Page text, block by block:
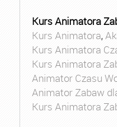
Kurs Animatora
Kurs Animatora,
Kurs Animatora
Kurs Animatora
Animator Czasu
Animator Zabaw
Kurs Animatora